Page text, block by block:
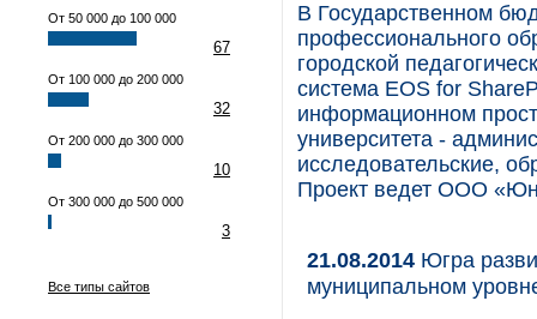
От 50 000 до 100 000
67
От 100 000 до 200 000
32
От 200 000 до 300 000
10
От 300 000 до 500 000
3
Все типы сайтов
В Государственном
профессионального
городской
система EOS for
информационном
университета -
исследовательские,
Проект ведет ООО
21.08.2014 Югра
муниципальном